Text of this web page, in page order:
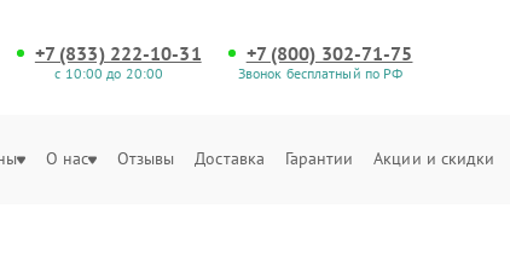
+7 (833) 222-10-31
с 10:00 до 20:00
+7 (800) 302-71-75
Звонок бесплатный по РФ
О нас Отзывы Доставка Гарантии Акции и скидки